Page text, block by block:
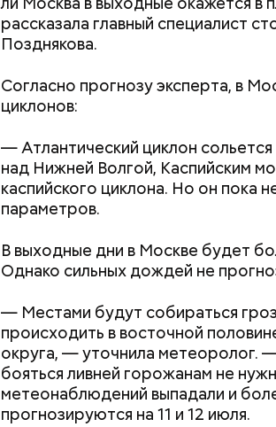
рассказала главный специалист
Позднякова.
Согласно прогнозу эксперта, в
циклонов:
— Атлантический циклон
над Нижней Волгой, Каспийским
каспийского циклона. Но он пока
параметров.
В выходные дни в Москве будет
Однако сильных дождей не
— Местами будут собираться
происходить в восточной
округа, — уточнила метеоролог.
бояться ливней горожанам не
метеонаблюдений выпадали и
прогнозируются на 11 и 12 июля.
— Теперь транспортные
спомощью специальных стендов,
управлению только при наличии
Маникюр кокошником
Москве летом 2026